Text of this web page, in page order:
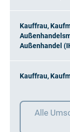
Kauffrau,
Außenhandel
Kauffrau,
Alle